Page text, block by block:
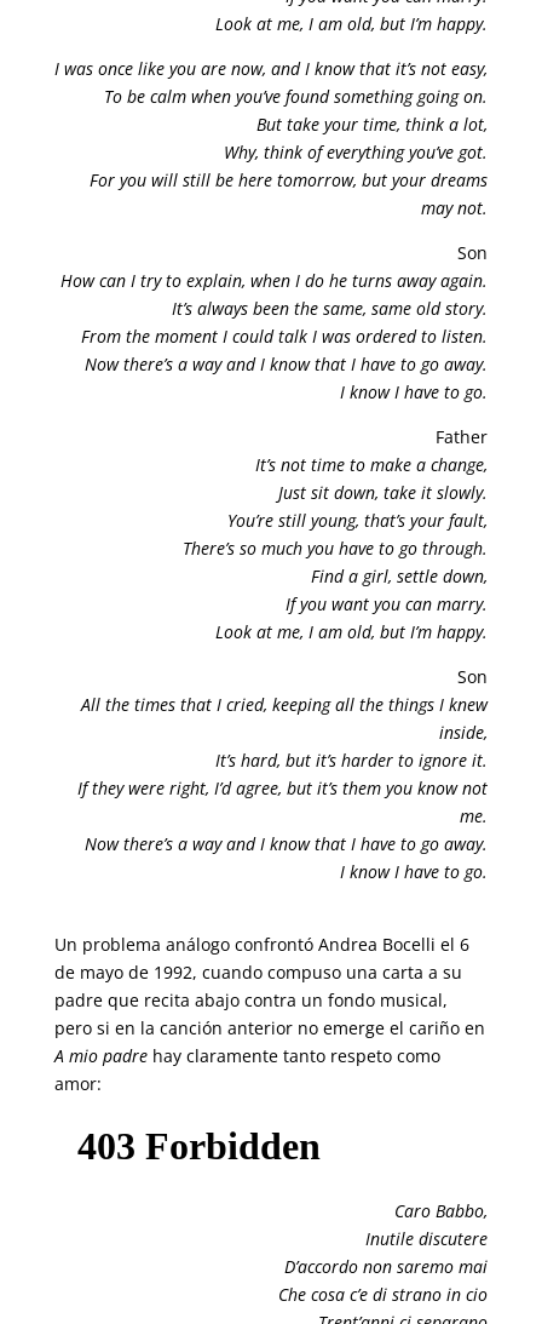
Look at me, I am old, but I’m happy.
I was once like you are now, and I know that it’s not easy,
To be calm when you’ve found something going on.
But take your time, think a lot,
Why, think of everything you’ve got.
For you will still be here tomorrow, but your dreams
may not.
Son
How can I try to explain, when I do he turns away again.
It’s always been the same, same old story.
From the moment I could talk I was ordered to listen.
Now there’s a way and I know that I have to go away.
I know I have to go.
Father
It’s not time to make a change,
Just sit down, take it slowly.
You’re still young, that’s your fault,
There’s so much you have to go through.
Find a girl, settle down,
If you want you can marry.
Look at me, I am old, but I’m happy.
Son
All the times that I cried, keeping all the things I knew
inside,
It’s hard, but it’s harder to ignore it.
If they were right, I’d agree, but it’s them you know not
me.
Now there’s a way and I know that I have to go away.
I know I have to go.
Un problema análogo confrontó Andrea Bocelli el 6
de mayo de 1992, cuando compuso una carta a su
padre que recita abajo contra un fondo musical,
pero si en la canción anterior no emerge el cariño en
A mio padre hay claramente tanto respeto como
amor:
Caro Babbo,
Inutile discutere
D’accordo non saremo mai
Che cosa c’e di strano in cio